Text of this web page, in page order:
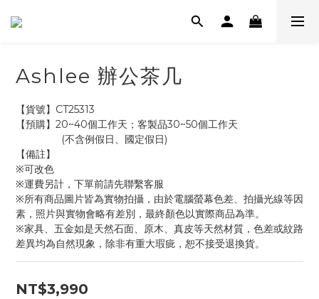
Ashlee 辦公茶几
【貨號】CT25313
【預購】20~40個工作天；客製品30~50個工作天
                (不含例假日、國定假日)
【備註】
※可改色
※運費另計，下單前請先聯繫客服
※所有商品圖片皆為實物拍攝，由於電腦螢幕色差、拍攝光線等因
素，照片與實物會略有差別，最終顏色以實際商品為準。
※家具、五金如是天然石面、原木、真皮等天然材質，色差或紋路
差異均為自然現象，除非有重大瑕疵，恕不接受退換貨。
NT$3,990